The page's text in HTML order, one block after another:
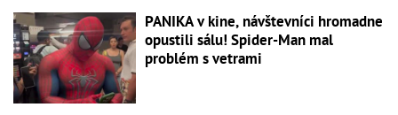
PANIKA v kine, návštevníci hromadne
opustili sálu! Spider-Man mal
problém s vetrami